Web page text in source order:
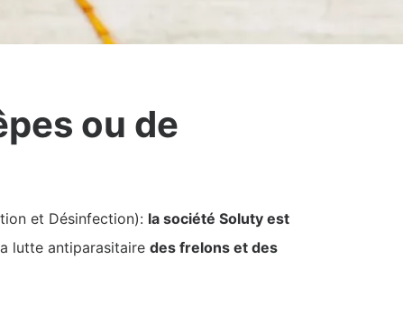
ou de
et Désinfection): la société Soluty est
lutte antiparasitaire des frelons et des